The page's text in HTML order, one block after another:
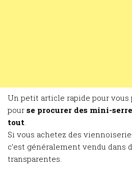
Un petit article rapide pour vous
pour se procurer des mini-
tout.
Si vous achetez des
c’est généralement vendu dans
transparentes.